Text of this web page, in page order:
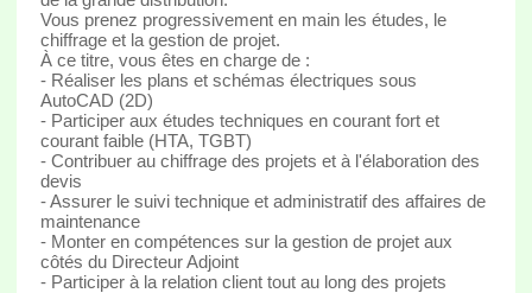
Vous prenez progressivement en main les études, le
chiffrage et la gestion de projet.
À ce titre, vous êtes en charge de :
- Réaliser les plans et schémas électriques sous
AutoCAD (2D)
- Participer aux études techniques en courant fort et
courant faible (HTA, TGBT)
- Contribuer au chiffrage des projets et à l'élaboration des
devis
- Assurer le suivi technique et administratif des affaires de
maintenance
- Monter en compétences sur la gestion de projet aux
côtés du Directeur Adjoint
- Participer à la relation client tout au long des projets